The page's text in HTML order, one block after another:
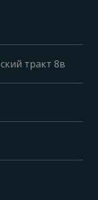
тракт 8в